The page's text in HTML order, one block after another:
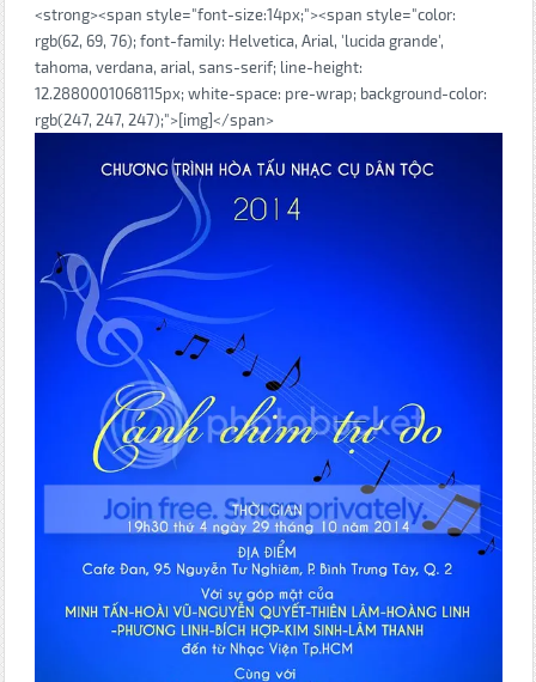
<strong><span style="font-size:14px;"><span style="color:
rgb(62, 69, 76); font-family: Helvetica, Arial, 'lucida grande',
tahoma, verdana, arial, sans-serif; line-height:
12.2880001068115px; white-space: pre-wrap; background-color:
rgb(247, 247, 247);">[img]</span>